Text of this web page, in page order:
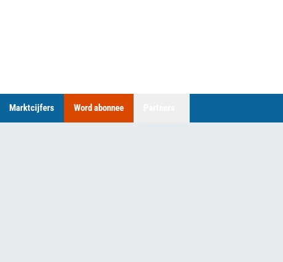
Marktcijfers Word abonnee